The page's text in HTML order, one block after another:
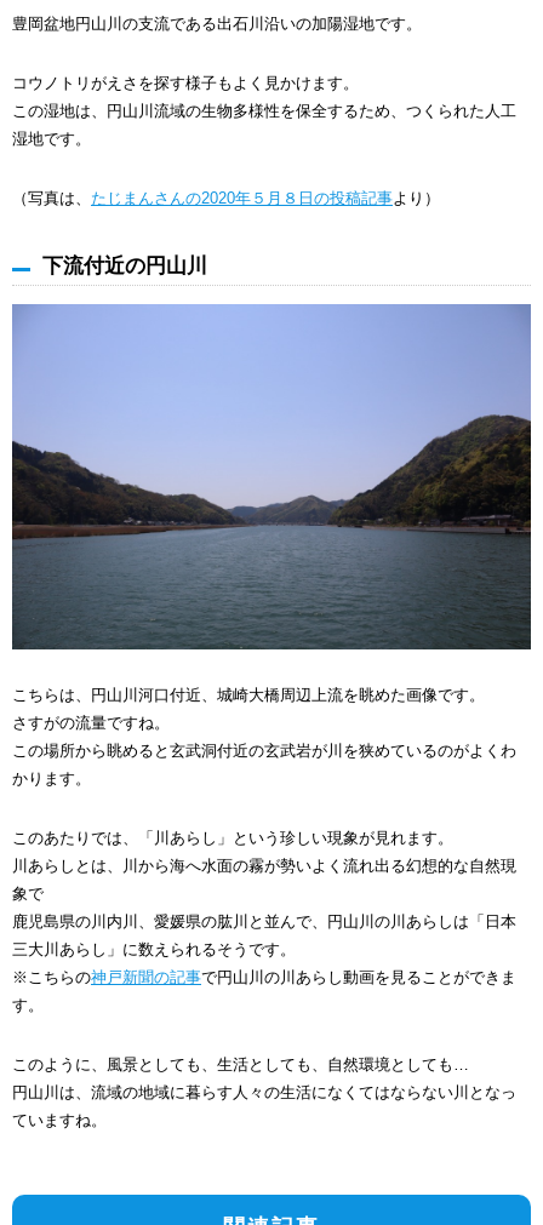
豊岡盆地円山川の支流である出石川沿いの加陽湿地です。
コウノトリがえさを探す様子もよく見かけます。
この湿地は、円山川流域の生物多様性を保全するため、つくられた人工
湿地です。
（写真は、 たじまんさんの2020年５月８日の投稿記事より）
下流付近の円山川
こちらは、円山川河口付近、城崎大橋周辺上流を眺めた画像です。
さすがの流量ですね。
この場所から眺めると玄武洞付近の玄武岩が川を狭めているのがよくわ
かります。
このあたりでは、「川あらし」という珍しい現象が見れます。
川あらしとは、川から海へ水面の霧が勢いよく流れ出る幻想的な自然現
象で
鹿児島県の川内川、愛媛県の肱川と並んで、円山川の川あらしは「日本
三大川あらし」に数えられるそうです。
※こちらの神戸新聞の記事で円山川の川あらし動画を見ることができま
す。
このように、風景としても、生活としても、自然環境としても…
円山川は、流域の地域に暮らす人々の生活になくてはならない川となっ
ていますね。